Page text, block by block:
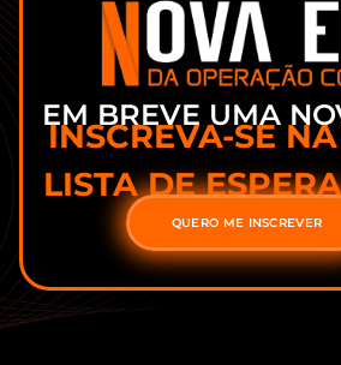
EM BREVE UMA
INSCREVA-SE NA
LISTA DE ESPERA
QUERO ME INSCREVER